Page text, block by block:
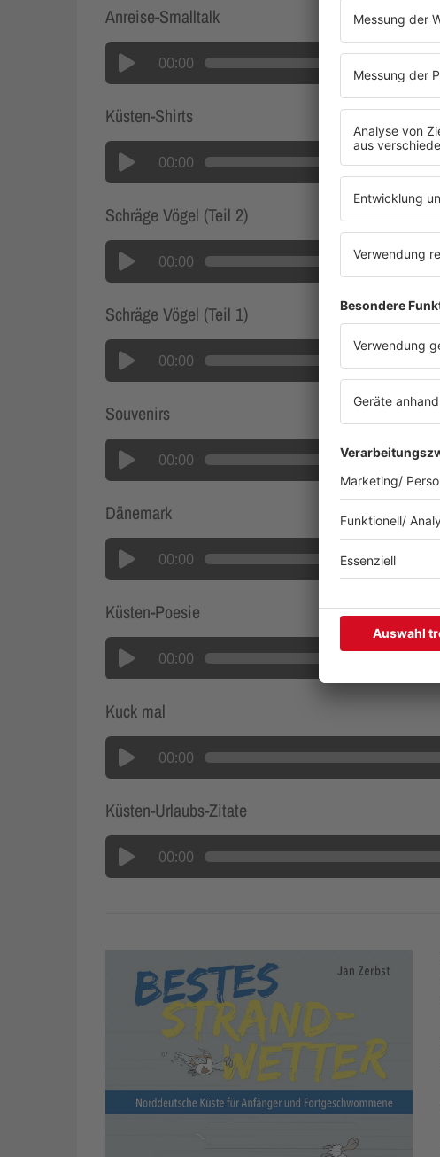
Anreise-Smalltalk
00:00
Küsten-Shirts
00:00
Schräge Vögel (Teil 2)
00:00
Schräge Vögel (Teil 1)
00:00
Souvenirs
00:00
Dänemark
00:00
Küsten-Poesie
00:00
Kuck mal
00:00
Küsten-Urlaubs-Zitate
00:00